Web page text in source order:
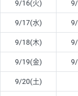
9/16(火)
9/17(水)
9/18(木)
9/19(金)
9/20(土)